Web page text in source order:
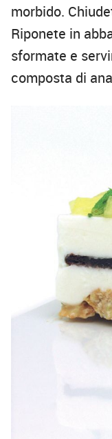
morbido.
Riponete in
sformate e
composta di